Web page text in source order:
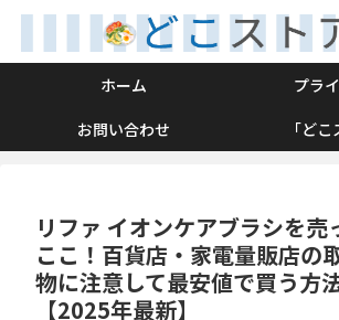
ホーム
プラ
お問い合わせ
「ど
リファ イオンケアブラシを売
ここ！百貨店・家電量販店の
物に注意して最安値で買う方
【2025年最新】